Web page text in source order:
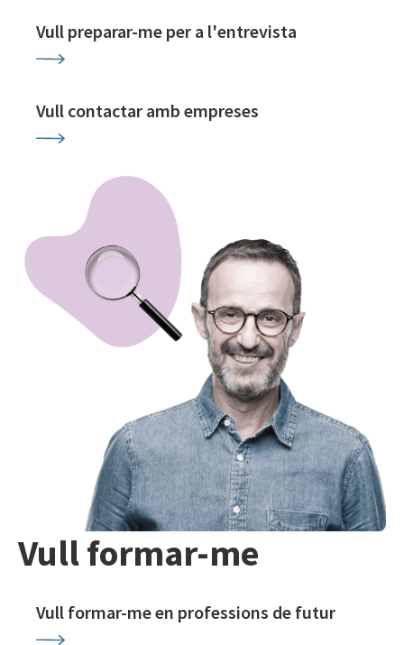
Vull preparar-me per a l'entrevista
Vull contactar amb empreses
Vull formar-me
Vull formar-me en professions de futur